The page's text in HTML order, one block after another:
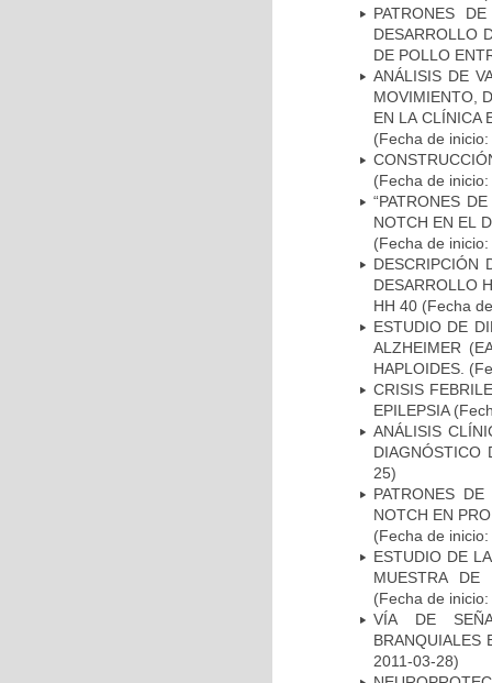
PATRONES
DESARROLLO
DE POLLO
ANÁLISIS DE
MOVIMIENTO,
EN LA CLÍNICA
(Fecha de
(Fecha de
“PATRONES
NOTCH EN EL
(Fecha de
DESCRIPCIÓN
DESARROLLO
HH 40 (Fecha
ESTUDIO DE
ALZHEIMER
HAPLOIDES.
CRISIS
EPILEPSIA
ANÁLISIS
DIAGNÓSTICO
25)
PATRONES
NOTCH EN
(Fecha de
ESTUDIO DE
MUESTRA DE
(Fecha de
VÍA DE
BRANQUIALES
2011-03-28)